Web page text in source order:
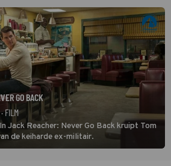
GO BACK
· FILM
Jack Reacher: Never Go Back kruipt Tom
de keiharde ex-militair.